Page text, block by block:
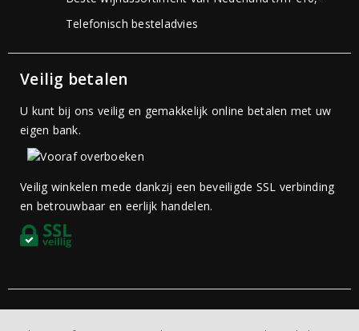
Telefonisch besteladvies
Veilig betalen
U kunt bij ons veilig en gemakkelijk online betalen met uw
eigen bank.
Veilig winkelen mede dankzij een beveiligde SSL verbinding
en betrouwbaar en eerlijk handelen.